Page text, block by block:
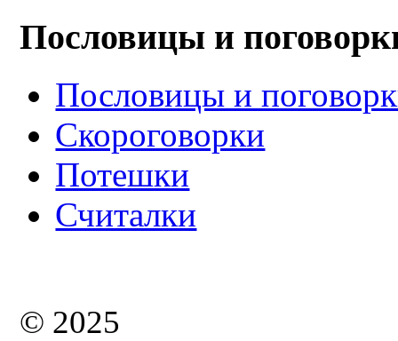
Пословицы и
Пословицы и
Скороговорки
Потешки
Считалки
© 2025